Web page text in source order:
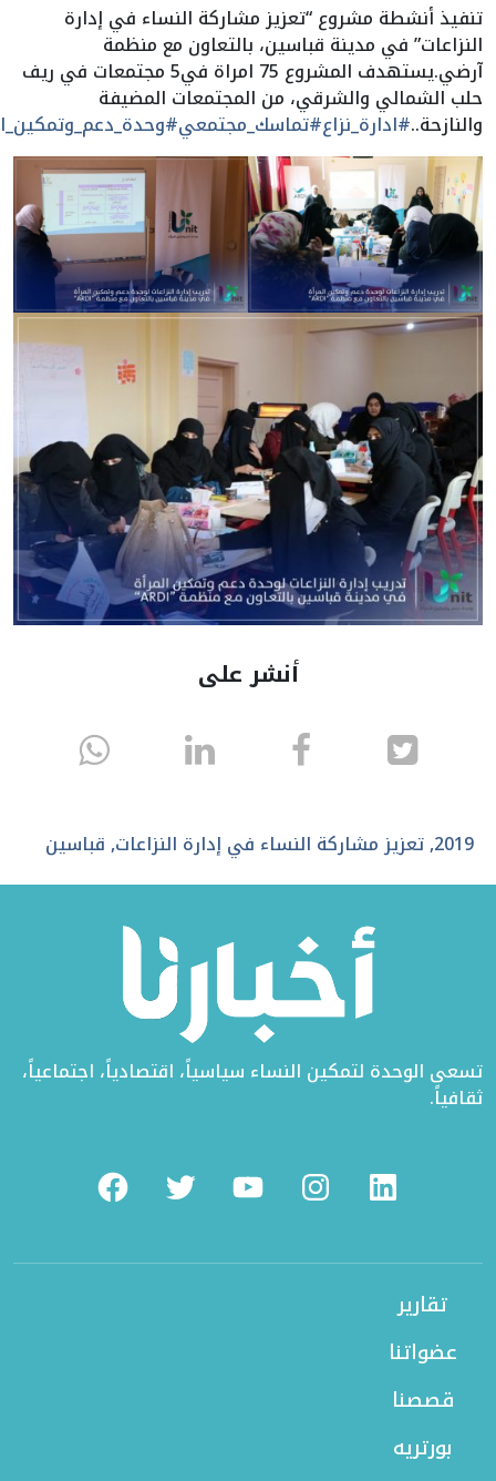
تنفيذ أنشطة مشروع “تعزيز مشاركة النساء في إدارة
النزاعات” في مدينة قباسين، بالتعاون مع منظمة
آرضي.يستهدف المشروع 75 امراة في5 مجتمعات في ريف
حلب الشمالي والشرقي، من المجتمعات المضيفة
والنازحة..#ادارة_نزاع#تماسك_مجتمعي
أنشر على
انشر
تويتر
انشر
الفيسبوك
انشر
لينكد 2019
,تعزيز مشاركة النساء في إدارة النزاعات,قباسين
تسعى الوحدة لتمكين النساء سياسياً، اقتصادياً، اجتماعياً،
ثقافياً.
FacebookTwitterYoutubeInstagramLinkedin
تقارير
عضواتنا
قصصنا
بورتريه